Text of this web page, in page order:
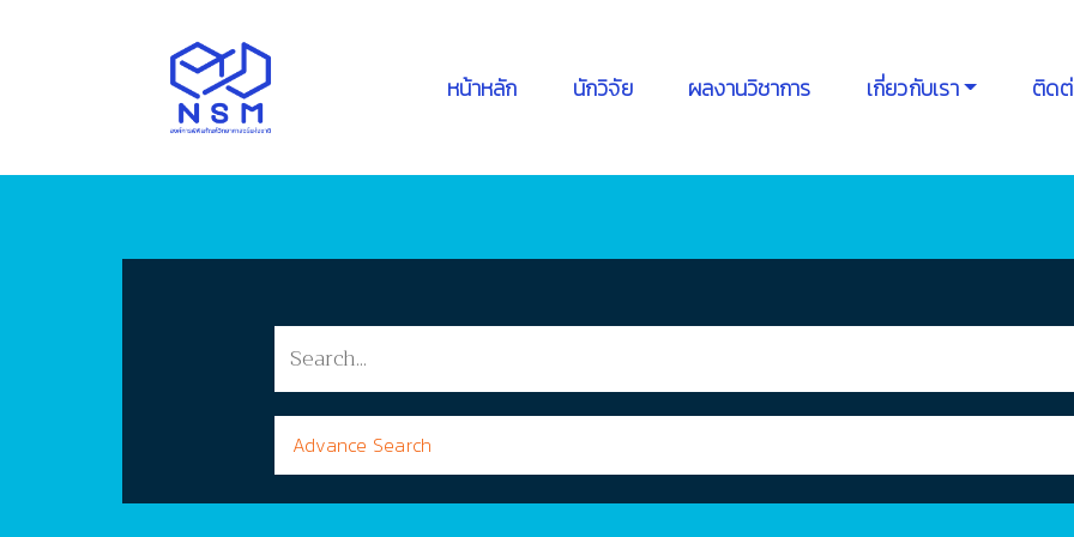
หน้าหลัก นักวิจัย ผลงานวิชาการ เกี่ยวกับเรา ติดต่
Advance Search